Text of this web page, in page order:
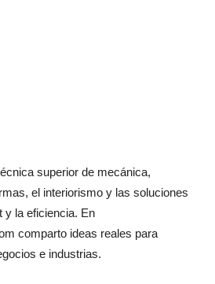
superior de mecánica,
el interiorismo y las soluciones
y la eficiencia. En
comparto ideas reales para
e industrias.